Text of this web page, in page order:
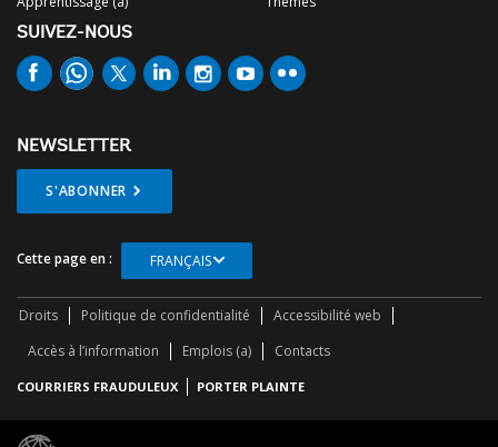
SUIVEZ-NOUS
NEWSLETTER
S'ABONNER
Cette page en : FRANÇAIS
Droits Politique de confidentialité
Accessibilité web
Accès à l’information
Emplois (a) Contacts
COURRIERS FRAUDULEUX PORTER PLAINTE